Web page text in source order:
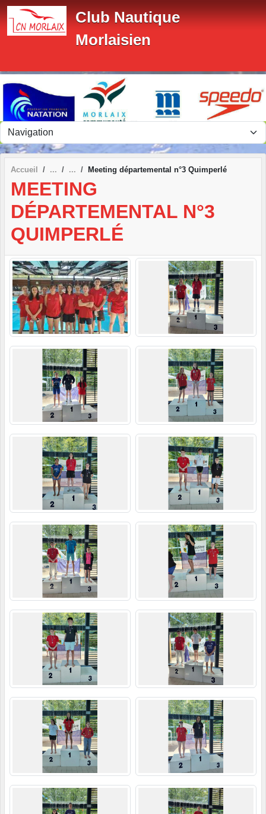
Club Nautique
Morlaisien
Accueil Meeting départemental n°3 Quimperlé
MEETING
DÉPARTEMENTAL N°3
QUIMPERLÉ
Panneau de gestion des cookies